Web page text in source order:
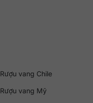
Rượu vang Chile
Rượu vang Mỹ